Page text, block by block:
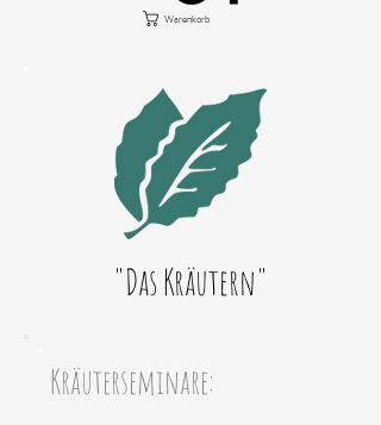
Warenkorb
"Das Kräutern"
Kräuterseminare: